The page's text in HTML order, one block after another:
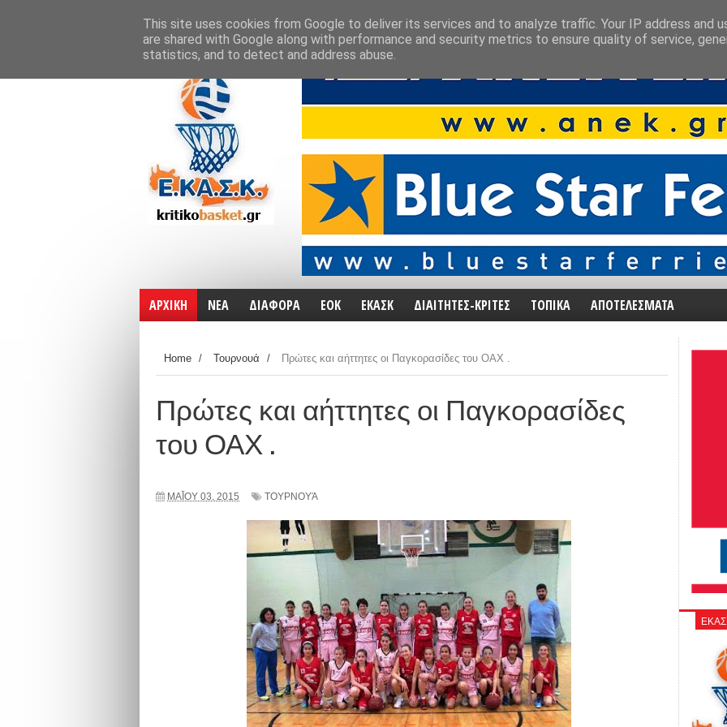
ΑΡΧΙΚΗ ΝΕΑ ΔΙΑΦΟΡΑ ΕΟΚ ΕΚΑΣΚ ΔΙΑΙΤΗΤΕΣ-ΚΡΙΤΕΣ ΤΟΠΙΚΑ ΑΠΟΤΕΛΕΣΜΑΤΑ
Home / Τουρνουά / Πρώτες και αήττητες οι Παγκορασίδες του ΟΑΧ .
Πρώτες και αήττητες οι Παγκορασίδες
του ΟΑΧ .
ΜΑΪ́ΟΥ 03, 2015 ΤΟΥΡΝΟΥΆ
This site uses cookies from Google to deliver its services and to analyze traffic. Your IP address and
are shared with Google along with performance and security metrics to ensure quality of service,
statistics, and to detect and address abuse.